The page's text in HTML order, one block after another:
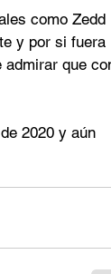
como Zedd
y por si fuera
admirar que
2020 y aún